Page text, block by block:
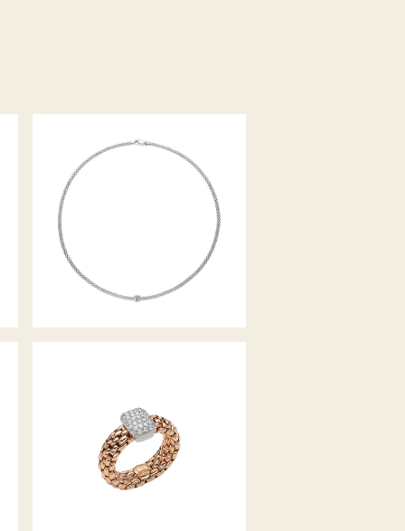
COLLIER PRIMA KOLLEKTION
FLEX’IT RING VENDÔME
KOLLEKTION